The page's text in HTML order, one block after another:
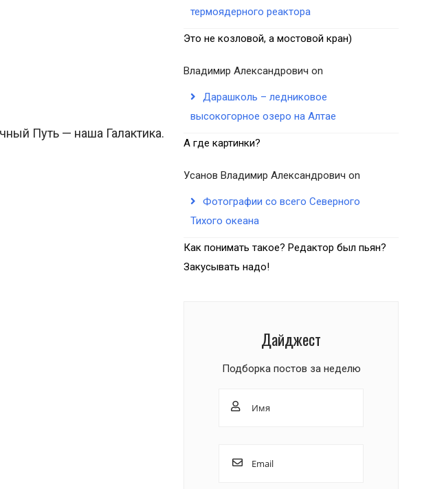
термоядерного реактора
Это не козловой, а мостовой кран)
Владимир Александрович on
Дарашколь – ледниковое
высокогорное озеро на Алтае
А где картинки?
Усанов Владимир Александрович on
Фотографии со всего Северного
Тихого океана
Как понимать такое? Редактор был пьян?
Закусывать надо!
Дайджест
Подборка постов за неделю
Путь — наша Галактика.